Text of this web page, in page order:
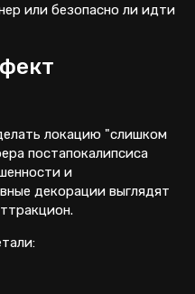
или безопасно ли идти
локацию "слишком
постапокалипсиса
и
декорации выглядят